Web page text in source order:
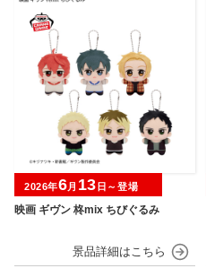
映画 ギヴン 柊mix ちびぐるみ
2026年6月 13 日～登場